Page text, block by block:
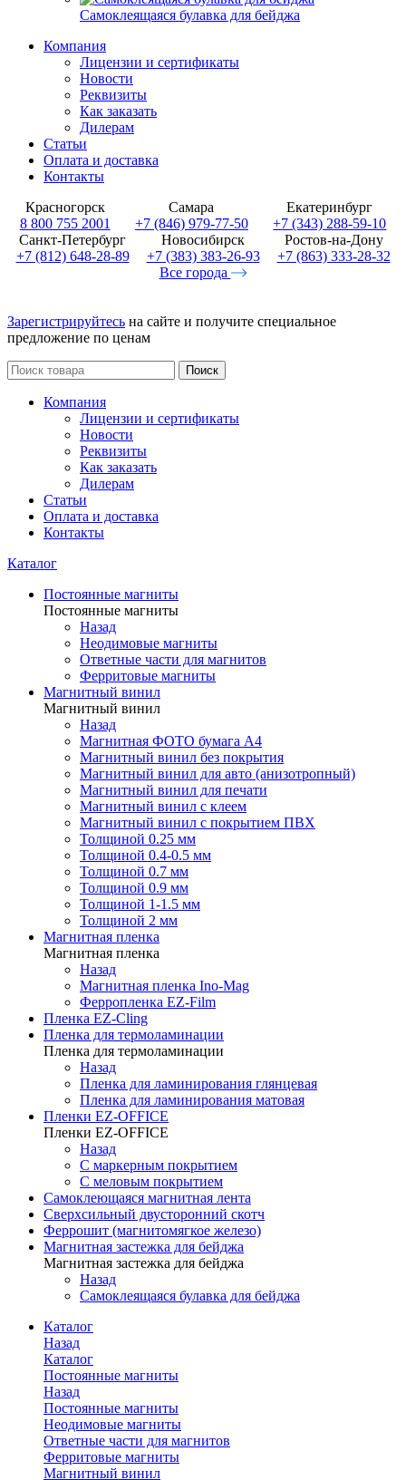
Самоклеящаяся булавка для бейджа
Компания
Лицензии и сертификаты
Новости
Реквизиты
Как заказать
Дилерам
Статьи
Оплата и доставка
Контакты
Красногорск
8 800 755 2001
Самара
+7 (846) 979-77-50
Екатеринбург
+7 (343) 288-59-10
Санкт-Петербург
+7 (812) 648-28-89
Новосибирск
+7 (383) 383-26-93
Ростов-на-Дону
+7 (863) 333-28-32
Все города
Зарегистрируйтесь на сайте и получите специальное
предложение по ценам
Поиск
Компания
Лицензии и сертификаты
Новости
Реквизиты
Как заказать
Дилерам
Статьи
Оплата и доставка
Контакты
Каталог
Постоянные магниты
Постоянные магниты
Назад
Неодимовые магниты
Ответные части для магнитов
Ферритовые магниты
Магнитный винил
Магнитный винил
Назад
Магнитная ФОТО бумага А4
Магнитный винил без покрытия
Магнитный винил для авто (анизотропный)
Магнитный винил для печати
Магнитный винил с клеем
Магнитный винил с покрытием ПВХ
Толщиной 0.25 мм
Толщиной 0.4-0.5 мм
Толщиной 0.7 мм
Толщиной 0.9 мм
Толщиной 1-1.5 мм
Толщиной 2 мм
Магнитная пленка
Магнитная пленка
Назад
Магнитная пленка Ino-Mag
Ферропленка EZ-Film
Пленка EZ-Cling
Пленка для термоламинации
Пленка для термоламинации
Назад
Пленка для ламинирования глянцевая
Пленка для ламинирования матовая
Пленки EZ-OFFICE
Пленки EZ-OFFICE
Назад
С маркерным покрытием
С меловым покрытием
Самоклеющаяся магнитная лента
Сверхсильный двусторонний скотч
Феррошит (магнитомягкое железо)
Магнитная застежка для бейджа
Магнитная застежка для бейджа
Назад
Самоклеящаяся булавка для бейджа
Каталог
Назад
Каталог
Постоянные магниты
Назад
Постоянные магниты
Неодимовые магниты
Ответные части для магнитов
Ферритовые магниты
Магнитный винил